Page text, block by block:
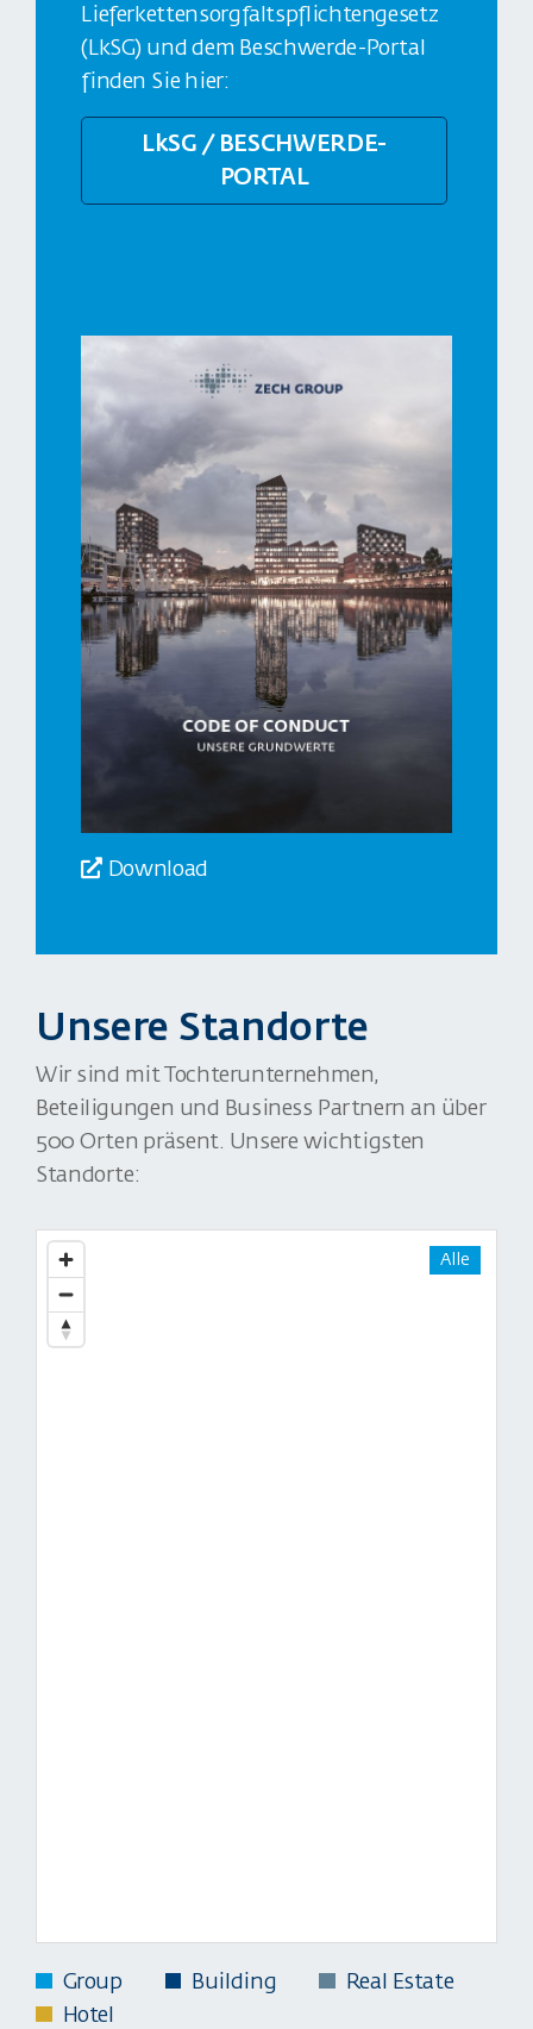
Lieferkettensorgfaltspflichtengesetz
(LkSG) und dem Beschwerde-Portal
finden Sie hier:
LkSG / BESCHWERDE-
PORTAL
Download
Unsere Standorte
Wir sind mit Tochterunternehmen,
Beteiligungen und Business Partnern an über
500 Orten präsent. Unsere wichtigsten
Standorte:
Group Building
Real Estate
Hotel